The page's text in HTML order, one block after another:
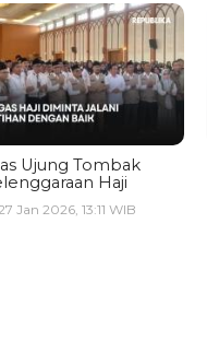
Ujung Tombak
Haji
Jan 2026, 13:11 WIB